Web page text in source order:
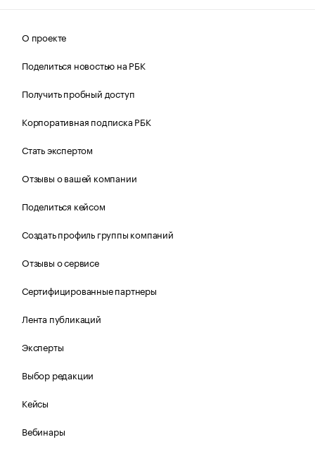
О проекте
Поделиться новостью на РБК
Получить пробный доступ
Корпоративная подписка РБК
Стать экспертом
Отзывы о вашей компании
Поделиться кейсом
Создать профиль группы компаний
Отзывы о сервисе
Сертифицированные партнеры
Лента публикаций
Эксперты
Выбор редакции
Кейсы
Вебинары